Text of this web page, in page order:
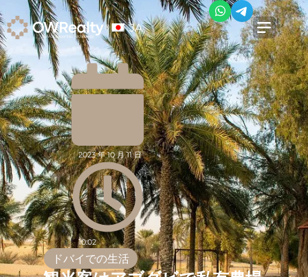
JA
2023 年 10 月 11 日
10:02
ドバイでの生活